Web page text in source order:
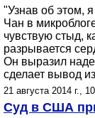
"Узнав об этом,
Чан в
чувствую стыд,
разрывается
Он выразил
сделает вывод
21 августа 2014 г.,
Суд в США